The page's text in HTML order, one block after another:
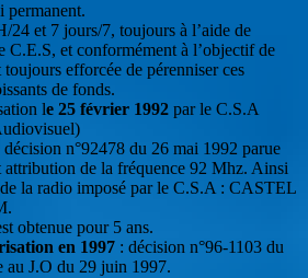
permanent.
24 et 7 jours/7, toujours à l’aide de
C.E.S, et conformément à l’objectif de
toujours efforcée de pérenniser ces
de fonds.
le 25 février 1992 par le C.S.A
décision n°92478 du 26 mai 1992 parue
de la fréquence 92 Mhz. Ainsi
la radio imposé par le C.S.A : CASTEL
obtenue pour 5 ans.
en 1997 : décision n°96-1103 du
au J.O du 29 juin 1997.